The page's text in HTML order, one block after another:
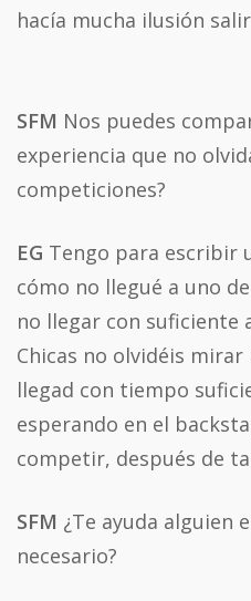
hacía mucha ilusión
SFM Nos puedes
experiencia que no
competiciones?
EG Tengo para escribir
cómo no llegué a uno
no llegar con suficiente
Chicas no olvidéis
llegad con tiempo
esperando en el
competir, después de
SFM ¿Te ayuda alguien
necesario?